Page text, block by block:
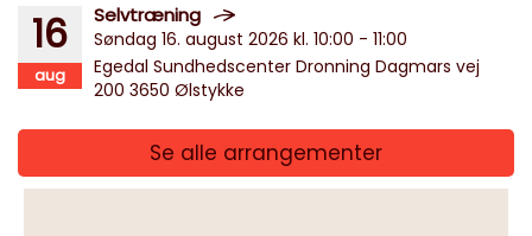
16
aug
Selvtræning
Søndag 16. august 2026 kl. 10:00 - 11:00
Egedal Sundhedscenter Dronning Dagmars vej
200 3650 Ølstykke
Se alle arrangementer